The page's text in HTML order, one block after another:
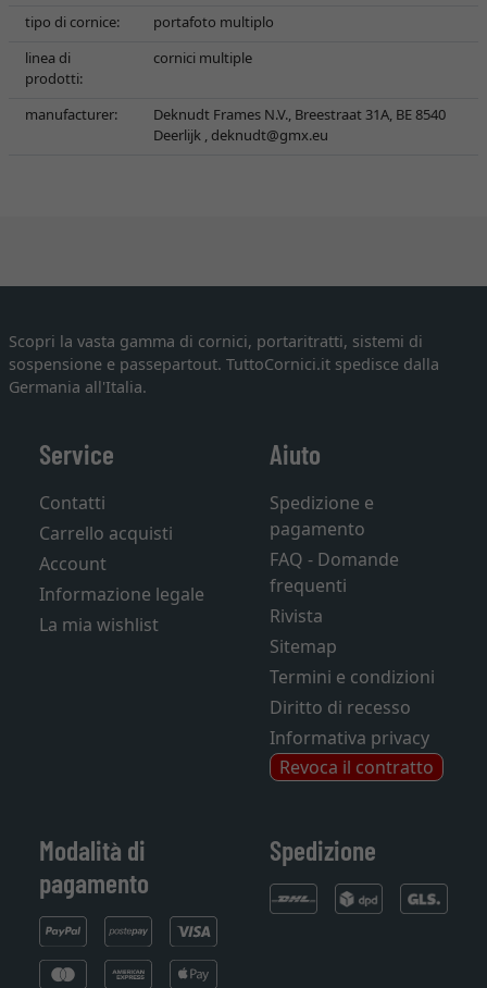
tipo di cornice:
portafoto multiplo
linea di
prodotti:
cornici multiple
manufacturer:
Deknudt Frames N.V., Breestraat 31A, BE 8540
Deerlijk , deknudt@gmx.eu
Scopri la vasta gamma di cornici, portaritratti, sistemi di
sospensione e passepartout. TuttoCornici.it spedisce dalla
Germania all'Italia.
Service
Contatti
Carrello acquisti
Account
Informazione legale
La mia wishlist
Aiuto
Spedizione e
pagamento
FAQ - Domande
frequenti
Rivista
Sitemap
Termini e condizioni
Diritto di recesso
Informativa privacy
Revoca il contratto
Modalità di
pagamento
Spedizione